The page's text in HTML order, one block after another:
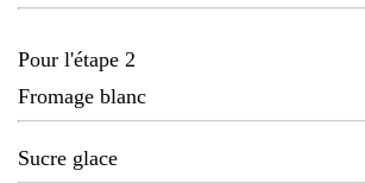
Pour l'étape 2
Fromage blanc
Sucre glace